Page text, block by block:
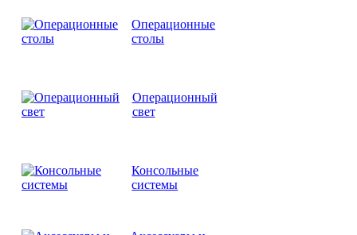
Операционные
столы
Операционный
свет
Консольные
системы